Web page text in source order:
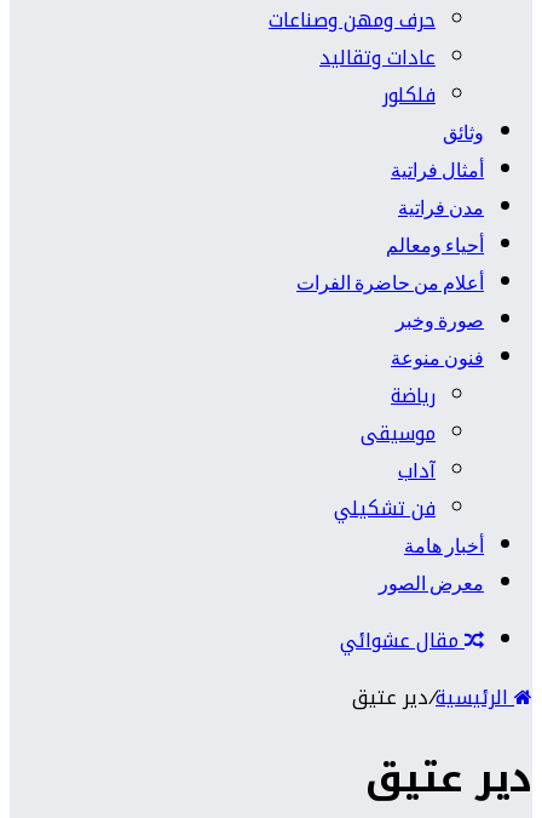
حرف ومهن وصناعات
عادات وتقاليد
فلكلور
وثائق
أمثال فراتية
مدن فراتية
أحياء ومعالم
أعلام من حاضرة الفرات
صورة وخبر
فنون منوعة
رياضة
موسيقى
آداب
فن تشكيلي
أخبار هامة
معرض الصور
مقال عشوائي
الرئيسية/دير عتيق
دير عتيق